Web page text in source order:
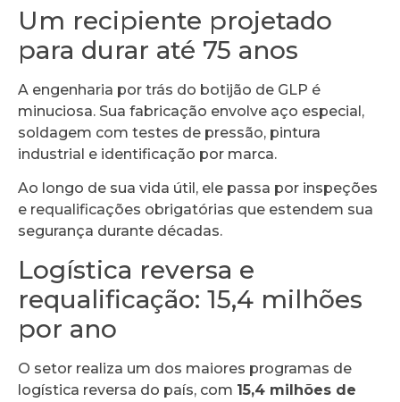
Um recipiente projetado
para durar até 75 anos
A engenharia por trás do botijão de GLP é
minuciosa. Sua fabricação envolve aço especial,
soldagem com testes de pressão, pintura
industrial e identificação por marca.
Ao longo de sua vida útil, ele passa por inspeções
e requalificações obrigatórias que estendem sua
segurança durante décadas.
Logística reversa e
requalificação: 15,4 milhões
por ano
O setor realiza um dos maiores programas de
logística reversa do país, com 15,4 milhões de